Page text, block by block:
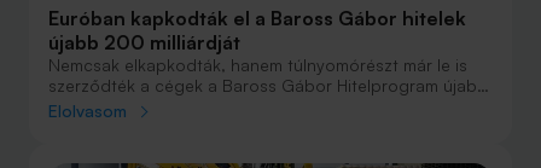
Euróban kapkodták el a Baross Gábor hitelek
újabb 200 milliárdját
Nemcsak elkapkodták, hanem túlnyomórészt már le is
szerződték a cégek a Baross Gábor Hitelprogram újabb
200 milliárd forintos keretét. A finanszírozást 80
Elolvasom